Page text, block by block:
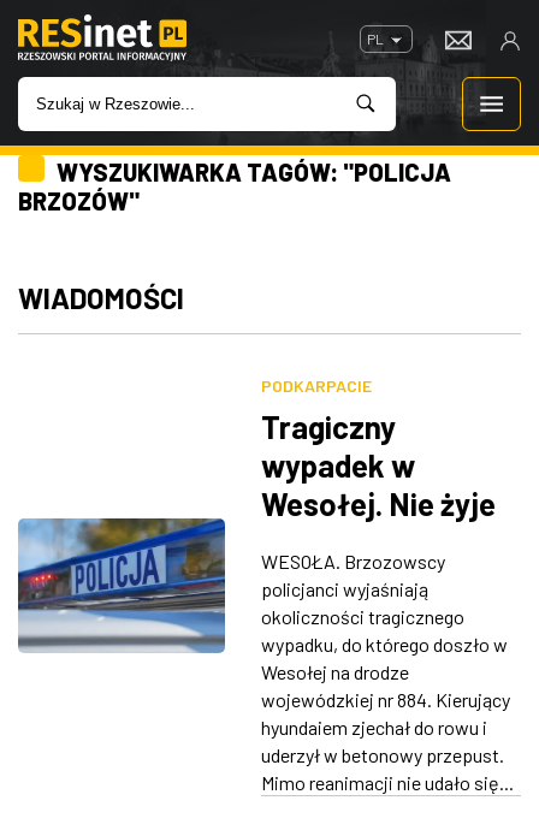
PL
WIADOMOŚCI
IMPREZY
ZDJĘCIA
W RZESZOWIE
WYSZUKIWARKA TAGÓW: "POLICJA
BRZOZÓW"
WIADOMOŚCI
PODKARPACIE
Tragiczny
wypadek w
Wesołej. Nie żyje
WESOŁA. Brzozowscy
policjanci wyjaśniają
okoliczności tragicznego
wypadku, do którego doszło w
Wesołej na drodze
wojewódzkiej nr 884. Kierujący
hyundaiem zjechał do rowu i
uderzył w betonowy przepust.
Mimo reanimacji nie udało się...